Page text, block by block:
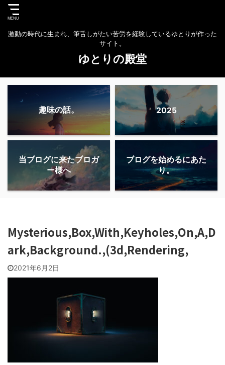
激動の時代に生まれ、筆舌しがたい苦労を経験しているゆとりが作った
サイト。
ゆとりの殿堂
趣味の話。 2025
当ブログに来たブロガ
ー様へ
ブログを始めるにあた
り。
Mysterious,Box,With,Keyholes,On,A,D
ark,Background.,(3d,Rendering,
2021年6月2日